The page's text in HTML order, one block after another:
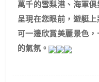
萬千的雪梨港、海軍
呈現在您眼前，遊艇
可一邊欣賞美麗景色
的氣氛。